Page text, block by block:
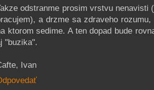
odstranme prosim vrstvu nenavisti
a drzme sa zdraveho
ktorom sedime. A ten dopad bude
"buzika".
Ivan